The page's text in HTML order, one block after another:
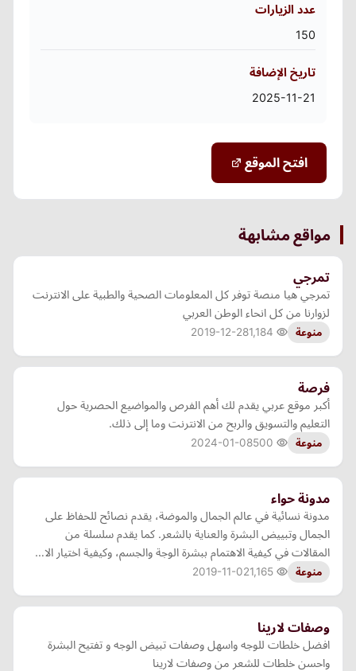
عدد الزيارات
150
تاريخ الإضافة
2025-11-21
افتح الموقع
مواقع مشابهة
تمرجي
تمرجي هيا منصة توفر كل المعلومات الصحية والطبية على الانترنت
لزوارنا من كل انحاء الوطن العربي
منوعة 2019-12-28
فرصة
أكبر موقع عربي يقدم لك أهم الفرص والمواضيع الحصرية حول
التعليم والتسويق والربح من الانترنت وما إلى ذلك.
منوعة 2024-01-08
مدونة حواء
مدونة نسائية في عالم الجمال والموضة، يقدم نصائح للحفاظ على
الجمال وتبييض البشرة والعناية بالشعر. كما يقدم سلسلة من
المقالات في كيفية الاهتمام ببشرة الوجة والجسم، وكيفية اختيار الا…
منوعة 2019-11-02
وصفات لارينا
افضل خلطات للوجه واسهل وصفات تبيض الوجه و تفتيح البشرة
واحسن خلطات للشعر من وصفات لارينا